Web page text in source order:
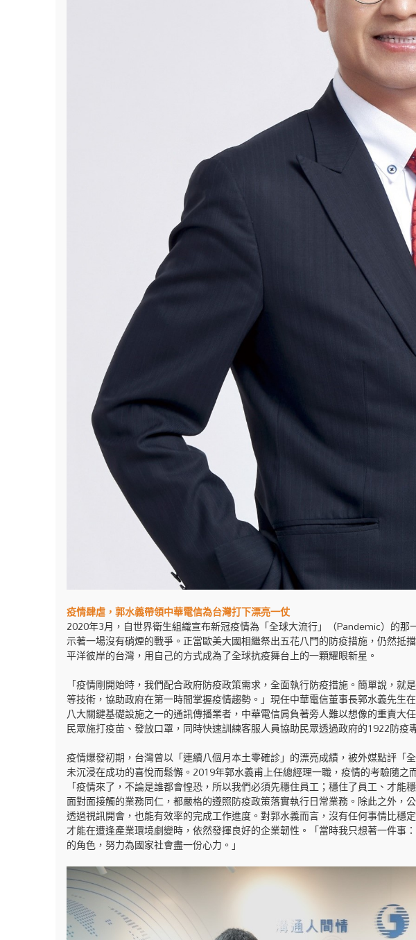
疫情肆虐，郭水義帶領中華電信為台灣打下漂亮一仗
2020年3月，自世界衛生組織宣布新冠疫情為「全球大流行」（Pandemic）的
示著一場沒有硝煙的戰爭。正當歐美大國相繼祭出五花八門的防疫措施，仍然抵
平洋彼岸的台灣，用自己的方式成為了全球抗疫舞台上的一顆耀眼新星。
「疫情剛開始時，我們配合政府防疫政策需求，全面執行防疫措施。簡單說，
等技術，協助政府在第一時間掌握疫情趨勢。」現任中華電信董事長郭水義先生
八大關鍵基礎設施之一的通訊傳播業者，中華電信肩負著旁人難以想像的重責大
民眾施打疫苗、發放口罩，同時快速訓練客服人員協助民眾透過政府的1922防疫
疫情爆發初期，台灣曾以「連續八個月本土零確診」的漂亮成績，被外媒點評「
未沉浸在成功的喜悅而鬆懈。2019年郭水義甫上任總經理一職，疫情的考驗隨之
「疫情來了，不論是誰都會惶恐，所以我們必須先穩住員工；穩住了員工、才
面對面接觸的業務同仁，都嚴格的遵照防疫政策落實執行日常業務。除此之外，
透過視訊開會，也能有效率的完成工作進度。對郭水義而言，沒有任何事情比穩
才能在遭逢產業環境劇變時，依然發揮良好的企業韌性。「當時我只想著一件事
的角色，努力為國家社會盡一份心力。」